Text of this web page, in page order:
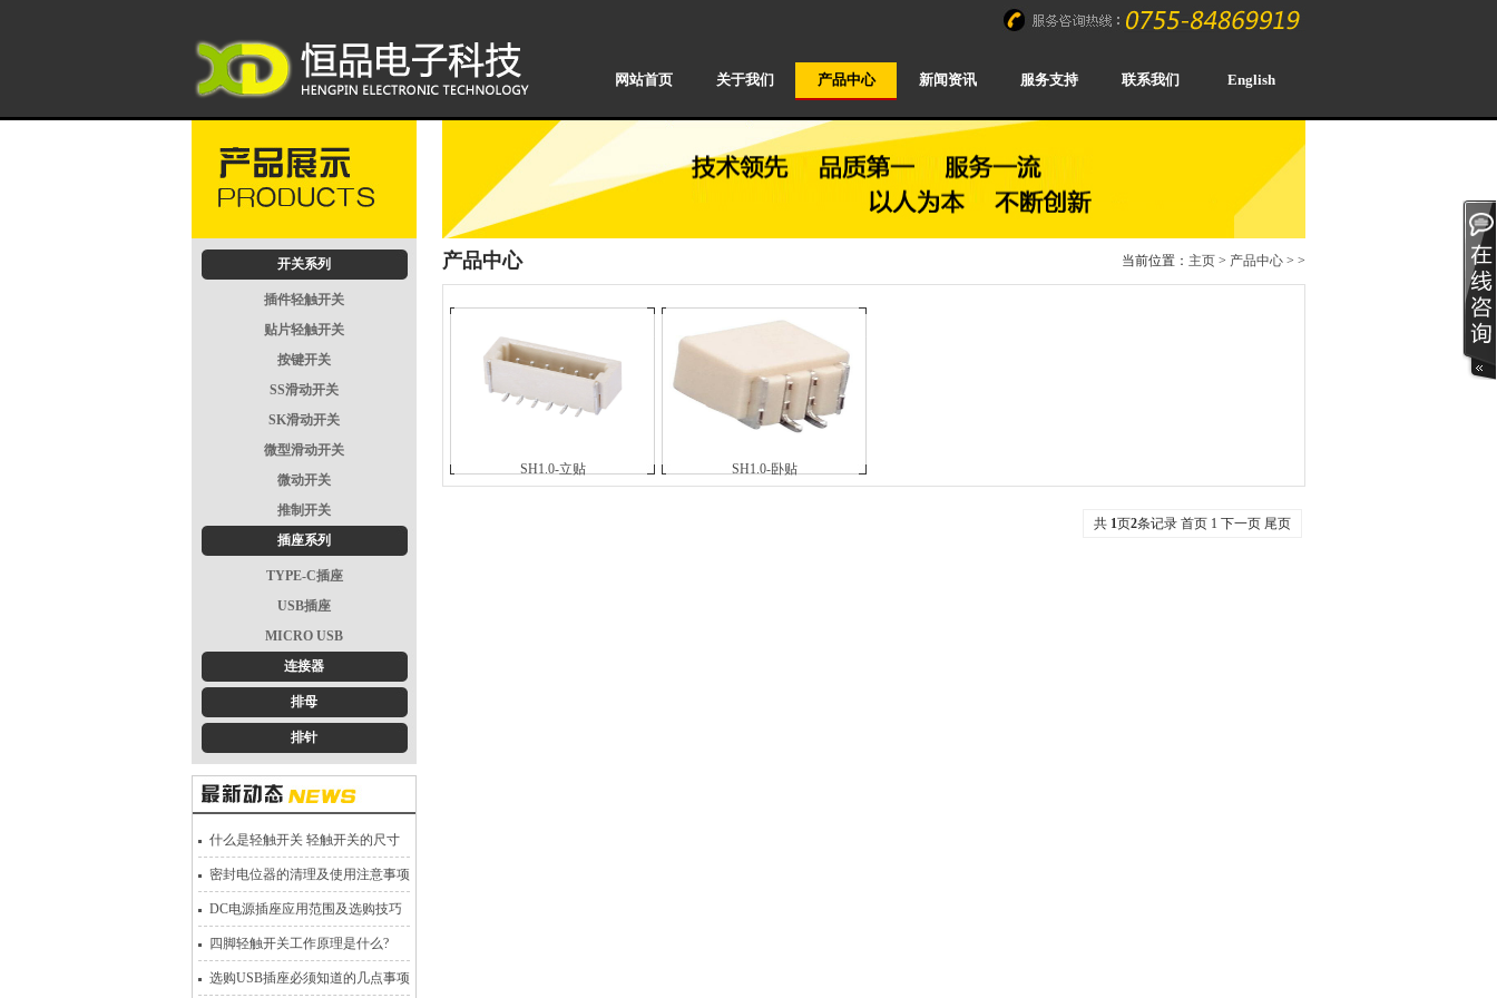
网站首页 关于我们 产品中心 新闻资讯 服务支持 联系我们 English
开关系列
插件轻触开关
贴片轻触开关
按键开关
SS滑动开关
SK滑动开关
微型滑动开关
微动开关
推制开关
插座系列
TYPE-C插座
USB插座
MICRO USB
连接器
排母
排针
什么是轻触开关 轻触开关的尺寸
密封电位器的清理及使用注意事项
DC电源插座应用范围及选购技巧
四脚轻触开关工作原理是什么?
选购USB插座必须知道的几点事项
产品中心 当前位置： 主页 > 产品中心 > >
SH1.0-立贴 SH1.0-卧贴
共 1页2条记录 首页 1 下一页 尾页